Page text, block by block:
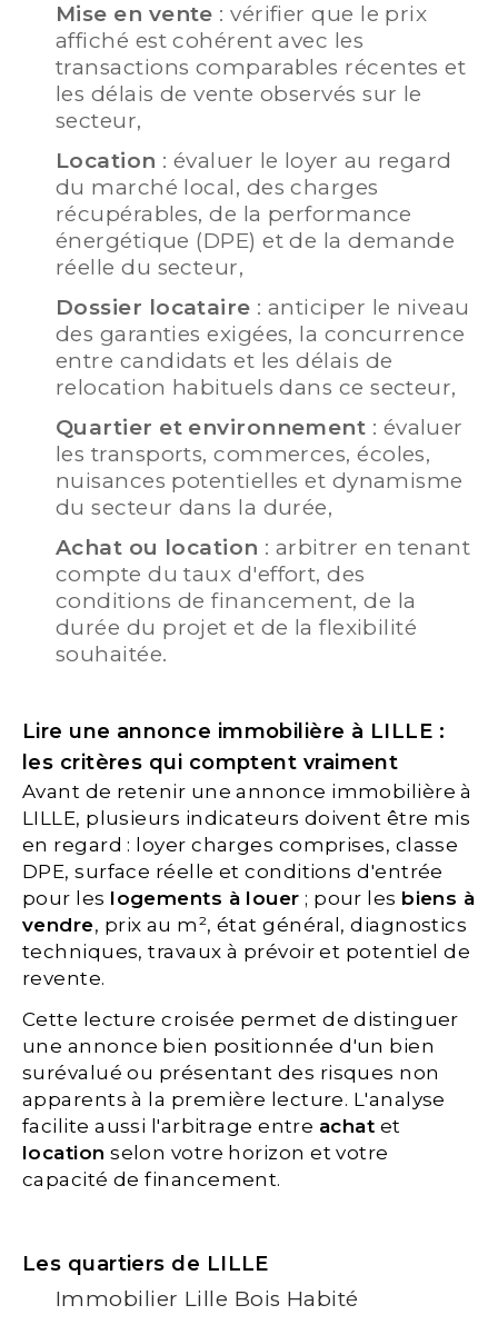
Mise en vente : vérifier que le prix
affiché est cohérent avec les
transactions comparables récentes et
les délais de vente observés sur le
secteur,
Location : évaluer le loyer au regard
du marché local, des charges
récupérables, de la performance
énergétique (DPE) et de la demande
réelle du secteur,
Dossier locataire : anticiper le niveau
des garanties exigées, la concurrence
entre candidats et les délais de
relocation habituels dans ce secteur,
Quartier et environnement : évaluer
les transports, commerces, écoles,
nuisances potentielles et dynamisme
du secteur dans la durée,
Achat ou location : arbitrer en tenant
compte du taux d'effort, des
conditions de financement, de la
durée du projet et de la flexibilité
souhaitée.
Lire une annonce immobilière à LILLE :
les critères qui comptent vraiment
Avant de retenir une annonce immobilière à
LILLE, plusieurs indicateurs doivent être mis
en regard : loyer charges comprises, classe
DPE, surface réelle et conditions d'entrée
pour les logements à louer ; pour les biens à
vendre, prix au m², état général, diagnostics
techniques, travaux à prévoir et potentiel de
revente.
Cette lecture croisée permet de distinguer
une annonce bien positionnée d'un bien
surévalué ou présentant des risques non
apparents à la première lecture. L'analyse
facilite aussi l'arbitrage entre achat et
location selon votre horizon et votre
capacité de financement.
Les quartiers de LILLE
Immobilier Lille Bois Habité